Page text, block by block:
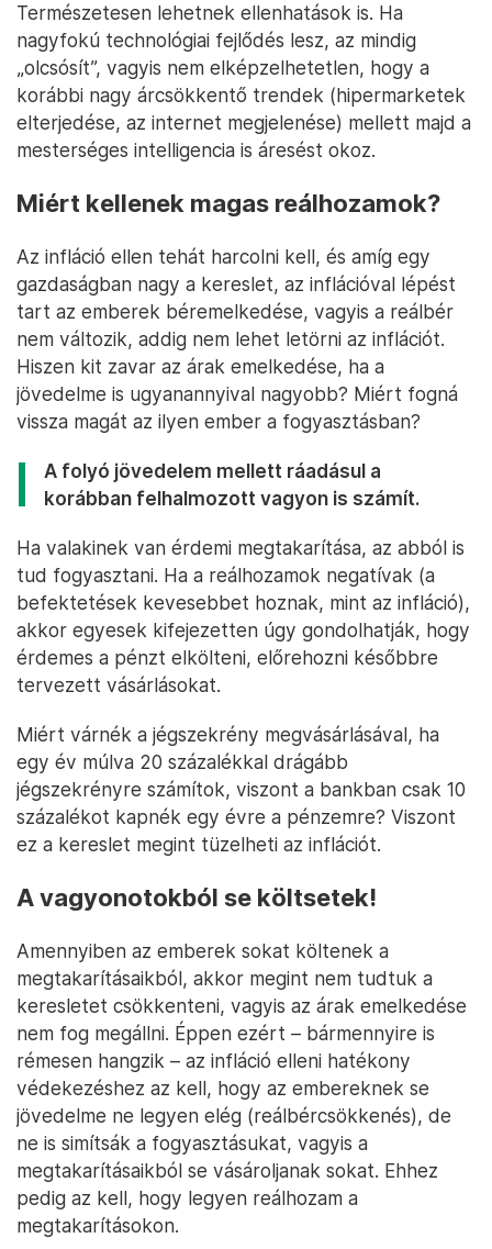
Természetesen lehetnek ellenhatások is. Ha
nagyfokú technológiai fejlődés lesz, az mindig
„olcsósít”, vagyis nem elképzelhetetlen, hogy a
korábbi nagy árcsökkentő trendek (hipermarketek
elterjedése, az internet megjelenése) mellett majd a
mesterséges intelligencia is áresést okoz.
Miért kellenek magas reálhozamok?
Az infláció ellen tehát harcolni kell, és amíg egy
gazdaságban nagy a kereslet, az inflációval lépést
tart az emberek béremelkedése, vagyis a reálbér
nem változik, addig nem lehet letörni az inflációt.
Hiszen kit zavar az árak emelkedése, ha a
jövedelme is ugyanannyival nagyobb? Miért fogná
vissza magát az ilyen ember a fogyasztásban?
A folyó jövedelem mellett ráadásul a
korábban felhalmozott vagyon is számít.
Ha valakinek van érdemi megtakarítása, az abból is
tud fogyasztani. Ha a reálhozamok negatívak (a
befektetések kevesebbet hoznak, mint az infláció),
akkor egyesek kifejezetten úgy gondolhatják, hogy
érdemes a pénzt elkölteni, előrehozni későbbre
tervezett vásárlásokat.
Miért várnék a jégszekrény megvásárlásával, ha
egy év múlva 20 százalékkal drágább
jégszekrényre számítok, viszont a bankban csak 10
százalékot kapnék egy évre a pénzemre? Viszont
ez a kereslet megint tüzelheti az inflációt.
A vagyonotokból se költsetek!
Amennyiben az emberek sokat költenek a
megtakarításaikból, akkor megint nem tudtuk a
keresletet csökkenteni, vagyis az árak emelkedése
nem fog megállni. Éppen ezért – bármennyire is
rémesen hangzik – az infláció elleni hatékony
védekezéshez az kell, hogy az embereknek se
jövedelme ne legyen elég (reálbércsökkenés), de
ne is simítsák a fogyasztásukat, vagyis a
megtakarításaikból se vásároljanak sokat. Ehhez
pedig az kell, hogy legyen reálhozam a
megtakarításokon.